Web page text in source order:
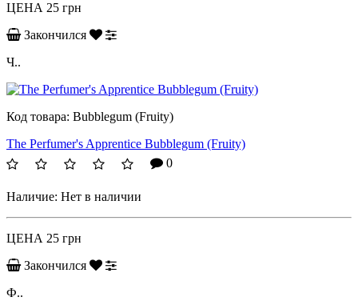
ЦЕНА 25 грн
Закончился
Ч..
Код товара: Bubblegum (Fruity)
The Perfumer's Apprentice Bubblegum (Fruity)
0
Наличие: Нет в наличии
ЦЕНА 25 грн
Закончился
Ф..